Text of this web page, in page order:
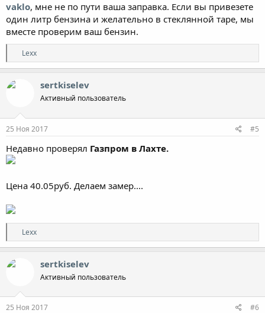
vaklo, мне не по пути ваша заправка. Если вы привезете
один литр бензина и желательно в стеклянной таре, мы
вместе проверим ваш бензин.
Р
е
а
:
Lexx
sertkiselev
Активный пользователь
25 Ноя 2017 #5
Недавно проверял Газпром в Лахте.
Цена 40.05руб. Делаем замер....
Р
е
а
:
Lexx
sertkiselev
Активный пользователь
25 Ноя 2017 #6